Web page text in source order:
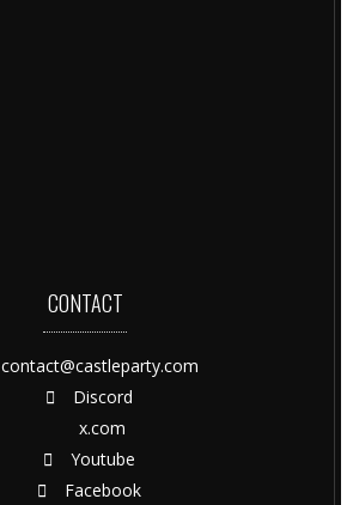
CONTACT
contact@castleparty.com
Discord
x.com
Youtube
Facebook